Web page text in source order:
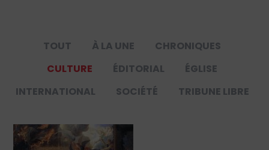
TOUT À LA UNE
CHRONIQUES
CULTURE
ÉDITORIAL
ÉGLISE
INTERNATIONAL
SOCIÉTÉ TRIBUNE LIBRE